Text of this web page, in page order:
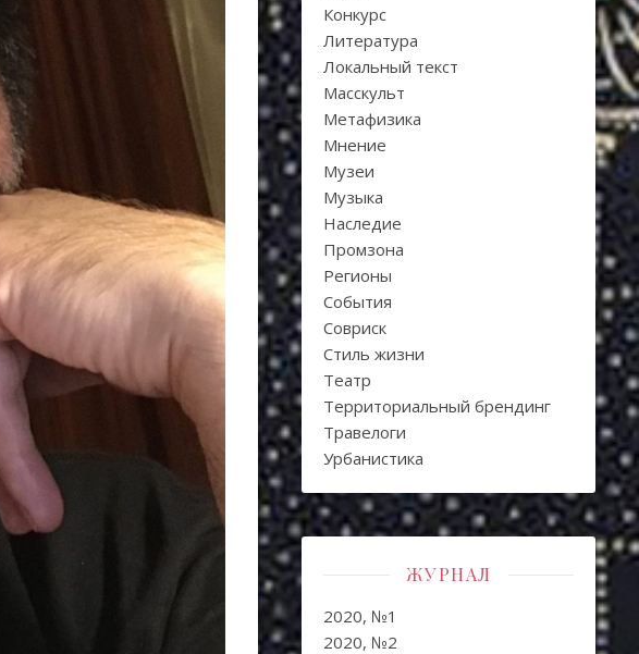
Конкурс
Литература
Локальный текст
Масскульт
Метафизика
Мнение
Музеи
Музыка
Наследие
Промзона
Регионы
События
Совриск
Стиль жизни
Театр
Территориальный брендинг
Травелоги
Урбанистика
ЖУРНАЛ
2020, №1
2020, №2